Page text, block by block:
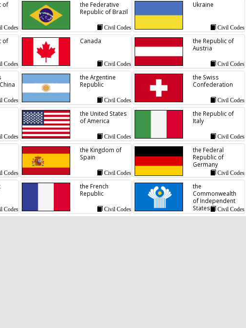
of
Codes
of
Codes
Codes
Codes
Codes
Codes
the Federative
Republic of Brazil
Civil Codes
Canada
Civil Codes
the Argentine
Republic
Civil Codes
the United States
of America
Civil Codes
the Kingdom of
Spain
Civil Codes
the French
Republic
Civil Codes
Ukraine
Civil Codes
the Republic of
Austria
Civil Codes
the Swiss
Confederation
Civil Codes
the Republic of
Italy
Civil Codes
the Federal
Republic of
Germany
Civil Codes
the
Commonwealth
of Independent
States
Civil Codes